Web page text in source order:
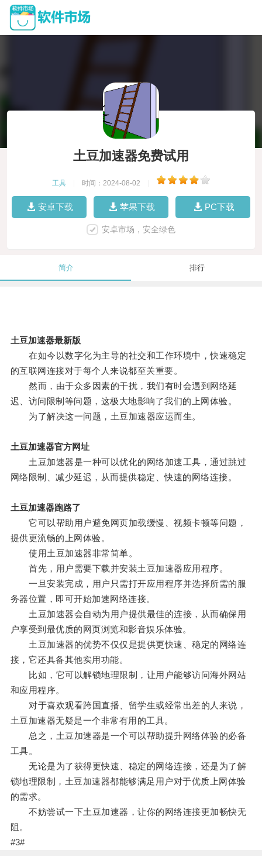
土豆加速器免费试用
工具 时间：2024-08-02
安卓下载 苹果下载 PC下载
安卓市场，安全绿色
简介 排行
土豆加速器最新版
在如今以数字化为主导的社交和工作环境中，快速稳定
的互联网连接对于每个人来说都至关重要。
然而，由于众多因素的干扰，我们有时会遇到网络延
迟、访问限制等问题，这极大地影响了我们的上网体验。
为了解决这一问题，土豆加速器应运而生。
土豆加速器官方网址
土豆加速器是一种可以优化的网络加速工具，通过跳过
网络限制、减少延迟，从而提供稳定、快速的网络连接。
土豆加速器跑路了
它可以帮助用户避免网页加载缓慢、视频卡顿等问题，
提供更流畅的上网体验。
使用土豆加速器非常简单。
首先，用户需要下载并安装土豆加速器应用程序。
一旦安装完成，用户只需打开应用程序并选择所需的服
务器位置，即可开始加速网络连接。
土豆加速器会自动为用户提供最佳的连接，从而确保用
户享受到最优质的网页浏览和影音娱乐体验。
土豆加速器的优势不仅仅是提供更快速、稳定的网络连
接，它还具备其他实用功能。
比如，它可以解锁地理限制，让用户能够访问海外网站
和应用程序。
对于喜欢观看跨国直播、留学生或经常出差的人来说，
土豆加速器无疑是一个非常有用的工具。
总之，土豆加速器是一个可以帮助提升网络体验的必备
工具。
无论是为了获得更快速、稳定的网络连接，还是为了解
锁地理限制，土豆加速器都能够满足用户对于优质上网体验
的需求。
不妨尝试一下土豆加速器，让你的网络连接更加畅快无
阻。
#3#